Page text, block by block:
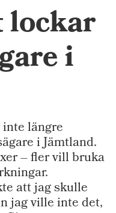
lockar
i
längre
i Jämtland.
– fler vill bruka
att jag skulle
jag ville inte det,